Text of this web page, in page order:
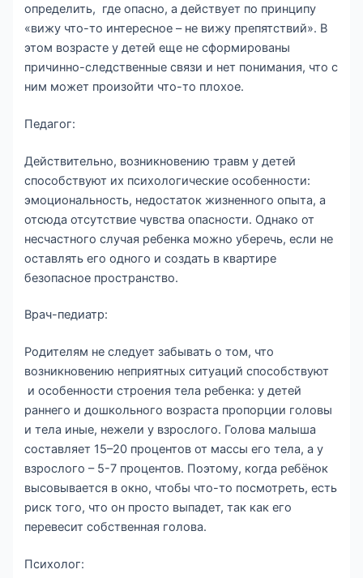
определить, где опасно, а действует по принципу
«вижу что-то интересное – не вижу препятствий». В
этом возрасте у детей еще не сформированы
причинно-следственные связи и нет понимания, что с
ним может произойти что-то плохое.
Педагог:
Действительно, возникновению травм у детей
способствуют их психологические особенности:
эмоциональность, недостаток жизненного опыта, а
отсюда отсутствие чувства опасности. Однако от
несчастного случая ребенка можно уберечь, если не
оставлять его одного и создать в квартире
безопасное пространство.
Врач-педиатр:
Родителям не следует забывать о том, что
возникновению неприятных ситуаций способствуют
и особенности строения тела ребенка: у детей
раннего и дошкольного возраста пропорции головы
и тела иные, нежели у взрослого. Голова малыша
составляет 15–20 процентов от массы его тела, а у
взрослого – 5-7 процентов. Поэтому, когда ребёнок
высовывается в окно, чтобы что-то посмотреть, есть
риск того, что он просто выпадет, так как его
перевесит собственная голова.
Психолог: